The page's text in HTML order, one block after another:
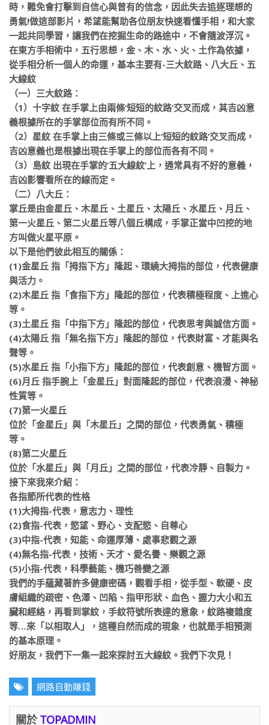
時，難免會打擊到自信心與曾有的信念，因此失去追逐理想的
勇氣!做這部影片，希望能幫助各位朋友快速看懂手相，和大家
一起共同學習，讓我們在挖掘生命的路途中 ，不會隨波浮沉。
在東方手相術中，五行思想，金、木、水、火、土作為依據，
從手相分析一個人的命運，基本主要有-三大紋路、 八大丘、五
大線紋
（一）三大紋路：
（1）十字紋 在手掌上由兩條‘短短的紋路’交叉而成，其吉凶意
義根據所在的手掌部位而有所不同。
（2）星紋 在手掌上由三條或三條以上‘短短的紋路’交叉而成，
吉凶意義也是根據出現在手掌上的部位而各有不同。
（3）島紋 出現在手掌的‘五大線紋’上，通常具有不好的意義，
吉凶影響看所在的線而定。
（二）八大丘：
掌丘是由金星丘、木星丘、土星丘、太陽丘、水星丘、月丘、
第一火星丘、第二火星丘等八個丘構成，手掌正當中凹挖的地
方叫做火星平原。
以下是他們彼此相互的關係：
(1)金星丘 指「拇指下方」隆起、環繞大拇指的部位，代表健康
與活力。
(2)木星丘 指「食指下方」隆起的部位，代表積極程度、上進心
等。
(3)土星丘 指「中指下方」隆起的部位，代表思考與誠信方面。
(4)太陽丘 指「無名指下方」隆起的部位，代表財富、才能與名
聲等。
(5)水星丘 指「小指下方」隆起的部位，代表創意、機智方面。
(6)月丘 指手腕上「金星丘」對面隆起的部位，代表浪漫、神秘
性質等。
(7)第一火星丘
位於「金星丘」與「木星丘」之間的部位，代表勇氣、積極
等。
(8)第二火星丘
位於「水星丘」與「月丘」之間的部位，代表冷靜、自製力。
接下來我來介紹：
各指節所代表的性格
(1)大拇指-代表，意志力、理性
(2)食指-代表，慾望、野心、支配慾、自尊心
(3)中指-代表，知能、命運厚薄、處事悲觀之源
(4)無名指-代表，技術、天才、愛名譽、樂觀之源
(5)小指-代表，科學藝能、機巧善變之源
我們的手蘊藏著許多健康密碼，觀看手相，從手型、軟硬、皮
膚組織的疏密、色澤、凹陷、指甲形狀、血色、握力大小和五
臟和經絡，再看到掌紋，手紋符號所表達的意象，紋路複雜度
等…來「以相取人」，這種自然而成的現象，也就是手相預測
的基本原理。
好朋友，我們下一集一起來探討五大線紋。我們下次見！
網路自動賺錢
關於 TOPADMIN